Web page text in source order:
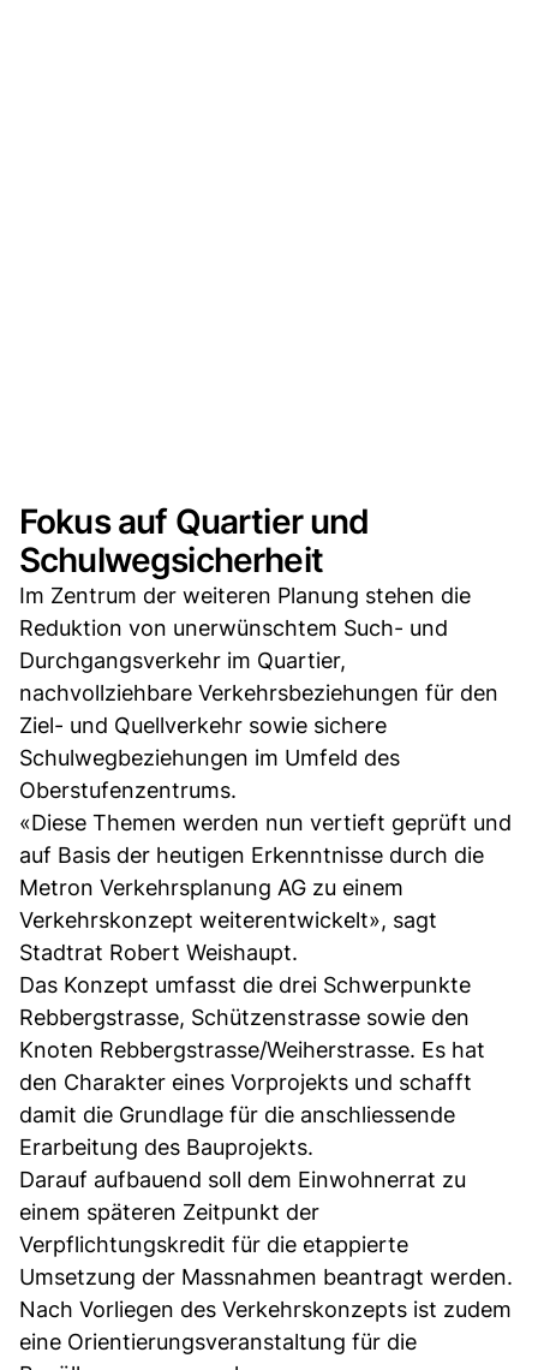
Fokus auf Quartier und
Schulwegsicherheit
Im Zentrum der weiteren Planung stehen die
Reduktion von unerwünschtem Such- und
Durchgangsverkehr im Quartier,
nachvollziehbare Verkehrsbeziehungen für den
Ziel- und Quellverkehr sowie sichere
Schulwegbeziehungen im Umfeld des
Oberstufenzentrums.
«Diese Themen werden nun vertieft geprüft und
auf Basis der heutigen Erkenntnisse durch die
Metron Verkehrsplanung AG zu einem
Verkehrskonzept weiterentwickelt», sagt
Stadtrat Robert Weishaupt.
Das Konzept umfasst die drei Schwerpunkte
Rebbergstrasse, Schützenstrasse sowie den
Knoten Rebbergstrasse/Weiherstrasse. Es hat
den Charakter eines Vorprojekts und schafft
damit die Grundlage für die anschliessende
Erarbeitung des Bauprojekts.
Darauf aufbauend soll dem Einwohnerrat zu
einem späteren Zeitpunkt der
Verpflichtungskredit für die etappierte
Umsetzung der Massnahmen beantragt werden.
Nach Vorliegen des Verkehrskonzepts ist zudem
eine Orientierungsveranstaltung für die